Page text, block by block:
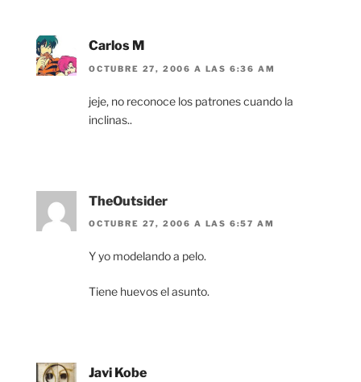
Carlos M
OCTUBRE 27, 2006 A LAS 6:36 AM
jeje, no reconoce los patrones cuando la
inclinas..
TheOutsider
OCTUBRE 27, 2006 A LAS 6:57 AM
Y yo modelando a pelo.
Tiene huevos el asunto.
Javi Kobe